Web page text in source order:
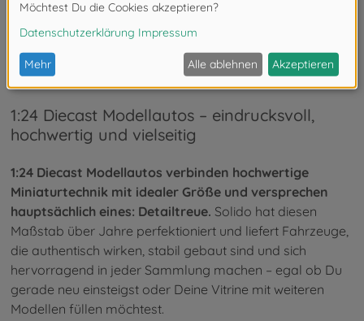
16 von 16 Artikel
1:24 Diecast Modellautos – eindrucksvoll,
hochwertig und vielseitig
1:24 Diecast Modellautos verbinden hochwertige
Miniaturtechnik mit idealer Größe und versprechen
hauptsächlich eines: Detailtreue. Solido hat diesen
Maßstab über Jahre perfektioniert und liefert Fahrzeuge,
die authentisch wirken, stabil gebaut sind und sich
hervorragend in jeder Sammlung machen – egal ob Du
gerade neu einsteigst oder Deine Vitrine mit weiteren
Modellen füllen möchtest.